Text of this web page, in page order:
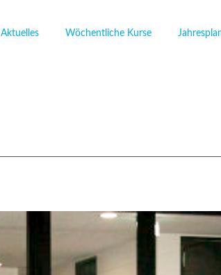
Aktuelles Wöchentliche Kurse